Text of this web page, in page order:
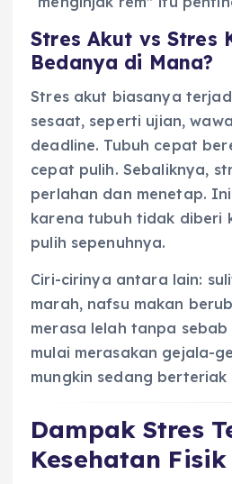
Stres Akut vs Stres
Bedanya di Mana?
Stres akut biasanya
sesaat, seperti ujian,
deadline. Tubuh cepat
cepat pulih. Sebaliknya,
perlahan dan menetap.
karena tubuh tidak diberi
pulih sepenuhnya.
Ciri-cirinya antara lain:
marah, nafsu makan
merasa lelah tanpa sebab
mulai merasakan gejala-
mungkin sedang
Dampak Stres
Kesehatan Fisik